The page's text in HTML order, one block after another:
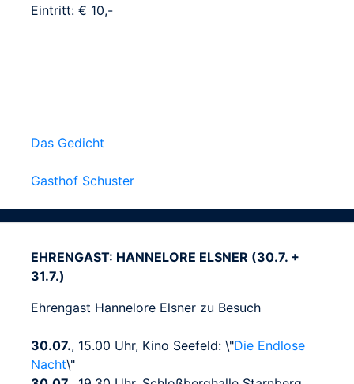
Eintritt: € 10,-
Das Gedicht
Gasthof Schuster
EHRENGAST: HANNELORE ELSNER (30.7. +
31.7.)
Ehrengast Hannelore Elsner zu Besuch
30.07., 15.00 Uhr, Kino Seefeld: \"Die Endlose
Nacht\"